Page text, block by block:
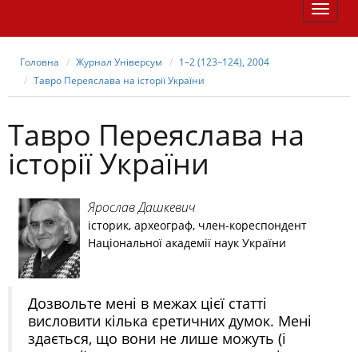
TOGGLE
Головна Журнал Універсум
1–2 (123–124), 2004
Тавро Переяслава на історії України
Тавро Переяслава на
історії України
Ярослав Дашкевич
історик, археограф, член-кореспондент
Національної академії наук України
Дозвольте мені в межах цієї статті
висловити кілька єретичних думок. Мені
здається, що вони не лише можуть (і